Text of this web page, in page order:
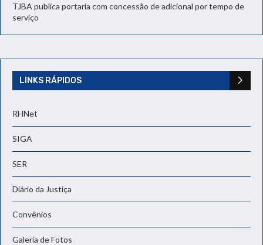
TJBA publica portaria com concessão de adicional por tempo de
serviço
LINKS RÁPIDOS
RHNet
SIGA
SER
Diário da Justiça
Convênios
Galeria de Fotos